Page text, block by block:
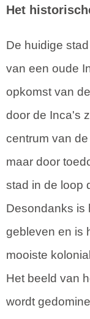
Het
De huidige
van een oude
opkomst van
door de Inca's
centrum van
maar door
stad in de loop
Desondanks is
gebleven en is
mooiste
Het beeld van
wordt